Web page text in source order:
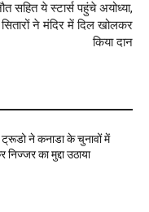
सहित ये स्टार्स पहुंचे अयोध्या,
ने मंदिर में दिल खोलकर
किया दान
ट्रूडो ने कनाडा के चुनावों में
का मुद्दा उठाया